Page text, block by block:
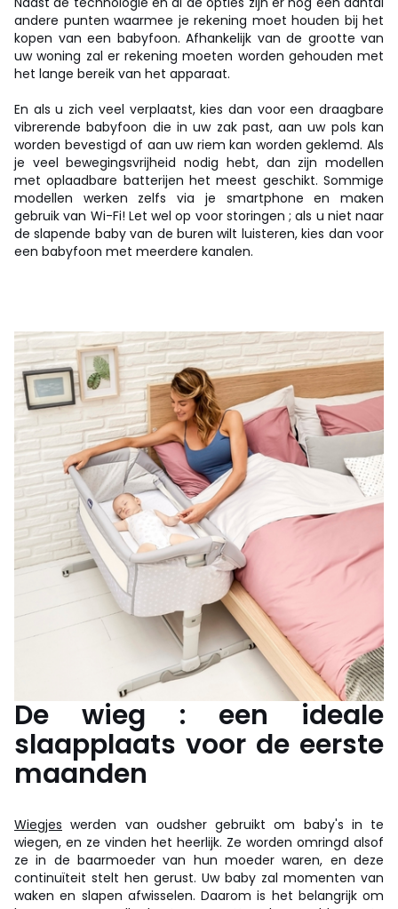
andere punten waarmee je rekening moet houden bij het
kopen van een babyfoon. Afhankelijk van de grootte van
uw woning zal er rekening moeten worden gehouden met
het lange bereik van het apparaat.
En als u zich veel verplaatst, kies dan voor een draagbare
vibrerende babyfoon die in uw zak past, aan uw pols kan
worden bevestigd of aan uw riem kan worden geklemd. Als
je veel bewegingsvrijheid nodig hebt, dan zijn modellen
met oplaadbare batterijen het meest geschikt. Sommige
modellen werken zelfs via je smartphone en maken
gebruik van Wi-Fi! Let wel op voor storingen ; als u niet naar
de slapende baby van de buren wilt luisteren, kies dan voor
een babyfoon met meerdere kanalen.
De wieg : een ideale
slaapplaats voor de eerste
maanden
Wiegjes werden van oudsher gebruikt om baby's in te
wiegen, en ze vinden het heerlijk. Ze worden omringd alsof
ze in de baarmoeder van hun moeder waren, en deze
continuïteit stelt hen gerust. Uw baby zal momenten van
waken en slapen afwisselen. Daarom is het belangrijk om